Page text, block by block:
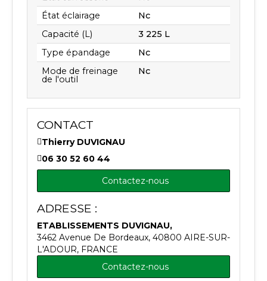
État éclairage
Nc
Capacité (L)
3 225 L
Type épandage
Nc
Mode de freinage
de l'outil
Nc
CONTACT
Thierry DUVIGNAU
06 30 52 60 44
Contactez-nous
Contactez-nous
ADRESSE :
ETABLISSEMENTS DUVIGNAU,
3462 Avenue De Bordeaux, 40800 AIRE-SUR-
L'ADOUR, FRANCE